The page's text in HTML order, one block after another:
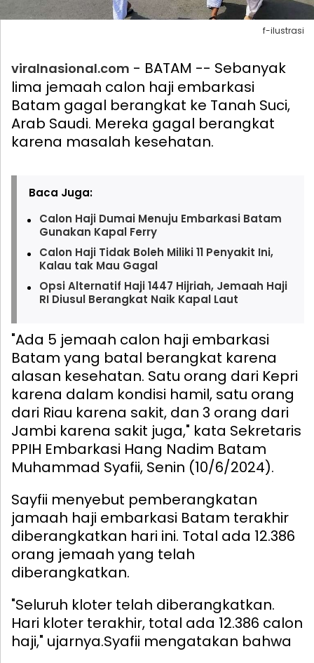
f-ilustrasi
viralnasional.com - BATAM -- Sebanyak
lima jemaah calon haji embarkasi
Batam gagal berangkat ke Tanah Suci,
Arab Saudi. Mereka gagal berangkat
karena masalah kesehatan.
Baca Juga:
Calon Haji Dumai Menuju Embarkasi Batam
Gunakan Kapal Ferry
Calon Haji Tidak Boleh Miliki 11 Penyakit Ini,
Kalau tak Mau Gagal
Opsi Alternatif Haji 1447 Hijriah, Jemaah Haji
RI Diusul Berangkat Naik Kapal Laut
"Ada 5 jemaah calon haji embarkasi
Batam yang batal berangkat karena
alasan kesehatan. Satu orang dari Kepri
karena dalam kondisi hamil, satu orang
dari Riau karena sakit, dan 3 orang dari
Jambi karena sakit juga," kata Sekretaris
PPIH Embarkasi Hang Nadim Batam
Muhammad Syafii, Senin (10/6/2024).
Sayfii menyebut pemberangkatan
jamaah haji embarkasi Batam terakhir
diberangkatkan hari ini. Total ada 12.386
orang jemaah yang telah
diberangkatkan.
"Seluruh kloter telah diberangkatkan.
Hari kloter terakhir, total ada 12.386 calon
haji," ujarnya.Syafii mengatakan bahwa